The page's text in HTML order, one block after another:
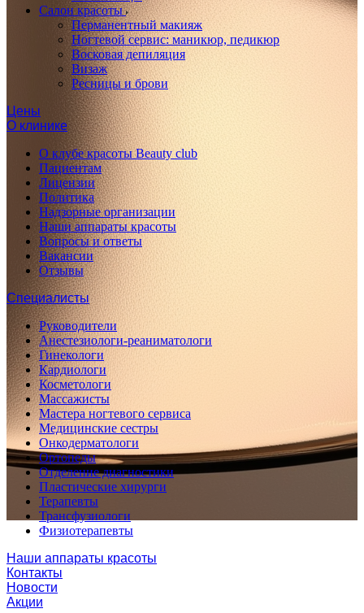
Салон красоты
Перманентный макияж
Ногтевой сервис: маникюр, педикюр
Восковая депиляция
Визаж
Ресницы и брови
Цены
О клинике
О клубе красоты Beauty club
Пациентам
Лицензии
Политика
Надзорные организации
Наши аппараты красоты
Вопросы и ответы
Вакансии
Отзывы
Специалисты
Руководители
Анестезиологи-реаниматологи
Гинекологи
Кардиологи
Косметологи
Массажисты
Мастера ногтевого сервиса
Медицинские сестры
Онкодерматологи
Ортопеды
Отделение диагностики
Пластические хирурги
Терапевты
Трансфузиологи
Физиотерапевты
Наши аппараты красоты
Контакты
Новости
Акции